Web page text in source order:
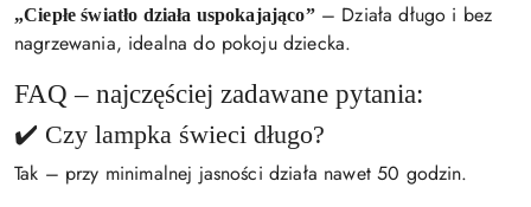
„Ciepłe światło działa uspokajająco”– Działa długo i bez
nagrzewania, idealna do pokoju dziecka.
FAQ – najczęściej zadawane pytania:
✔️ Czy lampka świeci długo?
Tak – przy minimalnej jasności działa nawet 50 godzin.